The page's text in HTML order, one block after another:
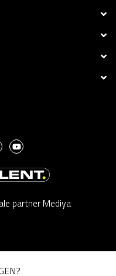
partner Mediya